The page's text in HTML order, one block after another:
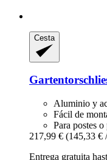
Cesta
Aluminio y
Fácil de
Para postes o
217,99 € (145,33 €
Entrega gratuita